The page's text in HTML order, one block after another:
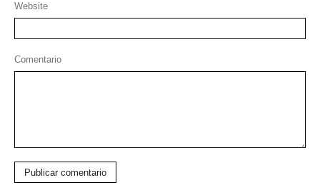
Website
Comentario
Publicar comentario